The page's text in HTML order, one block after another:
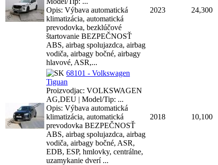
Opis: Výbava automatická
klimatizácia, automatická
prevodovka, bezklúčové
štartovanie BEZPEČNOSŤ
ABS, airbag spolujazdca, airbag
vodiča, airbagy bočné, airbagy
hlavové, ASR,...
2023 24,300
68101 - Volkswagen
Tiguan
Proizvodjac: VOLKSWAGEN
AG,DEU | Model/Tip: ...
Opis: Výbava automatická
klimatizácia, automatická
prevodovka BEZPEČNOSŤ
ABS, airbag spolujazdca, airbag
vodiča, airbagy bočné, ASR,
EDB, ESP, hmlovky, centrálne,
uzamykanie dverí ...
2018 10,100